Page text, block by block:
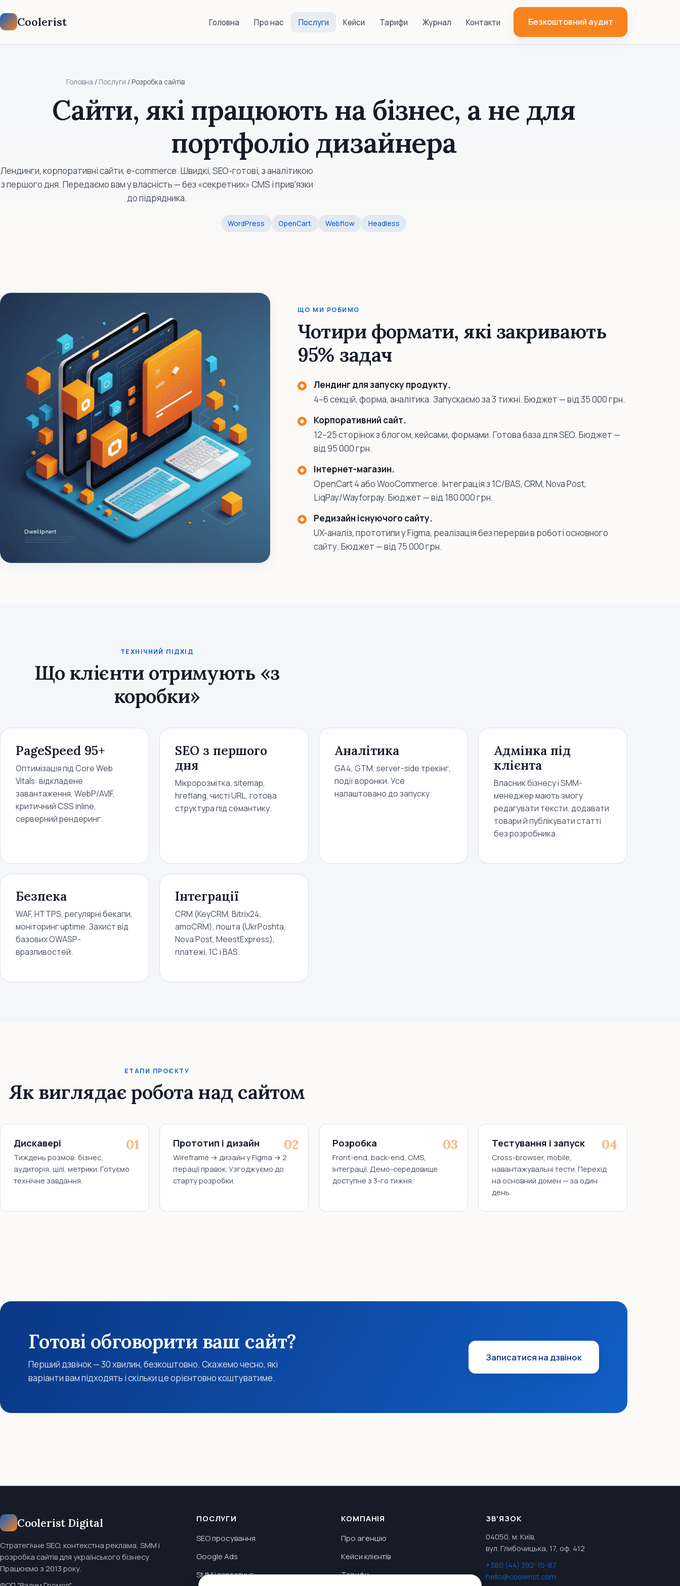
Coolerist Головна Про нас Послуги Кейси Тарифи Журнал Контакти Безкоштовний аудит
Головна / Послуги / Розробка сайтів
Сайти, які працюють на бізнес, а не для
портфоліо дизайнера
Лендинги, корпоративні сайти, e-commerce. Швидкі, SEO-готові, з аналітикою
з першого дня. Передаємо вам у власність — без «секретних» CMS і прив'язки
до підрядника.
WordPress OpenCart Webflow Headless
ЩО МИ РОБИМО
Чотири формати, які закривають
95% задач
Лендинг для запуску продукту.
4–6 секцій, форма, аналітика. Запускаємо за 3 тижні. Бюджет — від 35 000 грн.
Корпоративний сайт.
12–25 сторінок з блогом, кейсами, формами. Готова база для SEO. Бюджет —
від 95 000 грн.
Інтернет-магазин.
OpenCart 4 або WooCommerce. Інтеграція з 1С/BAS, CRM, Nova Post,
LiqPay/Wayforpay. Бюджет — від 180 000 грн.
Редизайн існуючого сайту.
UX-аналіз, прототипи у Figma, реалізація без перерви в роботі основного
сайту. Бюджет — від 75 000 грн.
ТЕХНІЧНИЙ ПІДХІД
Що клієнти отримують «з
коробки»
PageSpeed 95+
Оптимізація під Core Web
Vitals: відкладене
завантаження, WebP/AVIF,
критичний CSS inline,
серверний рендеринг.
SEO з першого
дня
Мікророзмітка, sitemap,
hreflang, чисті URL, готова
структура під семантику.
Аналітика
GA4, GTM, server-side трекінг,
події воронки. Усе
налаштовано до запуску.
Адмінка під
клієнта
Власник бізнесу і SMM-
менеджер мають змогу
редагувати тексти, додавати
товари й публікувати статті
без розробника.
Безпека
WAF, HTTPS, регулярні бекапи,
моніторинг uptime. Захист від
базових OWASP-
вразливостей.
Інтеграції
CRM (KeyCRM, Bitrix24,
amoCRM), пошта (UkrPoshta,
Nova Post, MeestExpress),
платежі, 1С і BAS.
ЕТАПИ ПРОЄКТУ
Як виглядає робота над сайтом
Дискавері
Тиждень розмов: бізнес,
аудиторія, цілі, метрики. Готуємо
технічне завдання.
Прототип і дизайн
Wireframe → дизайн у Figma → 2
ітерації правок. Узгоджуємо до
старту розробки.
Розробка
Front-end, back-end, CMS,
інтеграції. Демо-середовище
доступне з 3-го тижня.
Тестування і запуск
Cross-browser, mobile,
навантажувальні тести. Перехід
на основний домен — за один
день.
Готові обговорити ваш сайт?
Перший дзвінок — 30 хвилин, безкоштовно. Скажемо чесно, які
варіанти вам підходять і скільки це орієнтовно коштуватиме.
Записатися на дзвінок
Coolerist Digital
Стратегічне SEO, контекстна реклама, SMM і
розробка сайтів для українського бізнесу.
Працюємо з 2013 року.
ПОСЛУГИ
SEO просування
Google Ads
SMM і таргетинг
КОМПАНІЯ
Про агенцію
Кейси клієнтів
Тарифи
ЗВ'ЯЗОК
04050, м. Київ,
вул. Глибочицька, 17, оф. 412
+380 (44) 392-15-87
hello@coolerist.com